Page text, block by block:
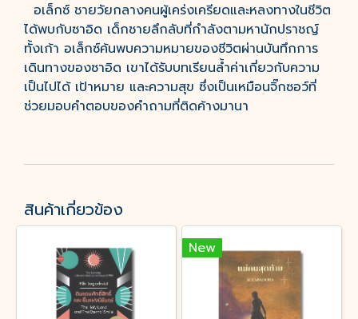
อเล็กซ์ ชายวัยกลางคนผู้เคร่งเครียดและหลงทางในชีวิต
ได้พบกับซาอิด เด็กชายลึกลับที่กำลังตามหานักปราชญ์
ทั้งเก้า อเล็กซ์ค้นพบความหมายของชีวิตผ่านบันทึกการ
เดินทางของซาอิด เขาได้รับบทเรียนล้ำค่าเกี่ยวกับความ
เป็นไปได้ เป้าหมาย และความสุข ซึ่งเป็นเหมือนจิ๊กซอว์ที่
ช่วยมอบคำตอบของคำถามที่ติดค้างมานา
สินค้าเกี่ยวข้อง
New